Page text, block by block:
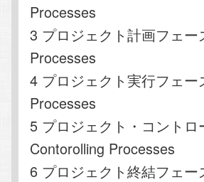
Processes
3 プロジェクト計画フェ
Processes
4 プロジェクト実行フェ
Processes
5 プロジェクト・コント
Contorolling Processes
6 プロジェクト終結フェ